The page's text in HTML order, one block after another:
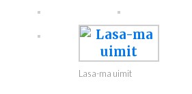
Lasa-ma uimit